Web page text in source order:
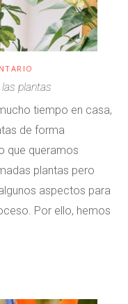
plantas
tiempo en casa,
de forma
que queramos
plantas pero
aspectos para
Por ello, hemos